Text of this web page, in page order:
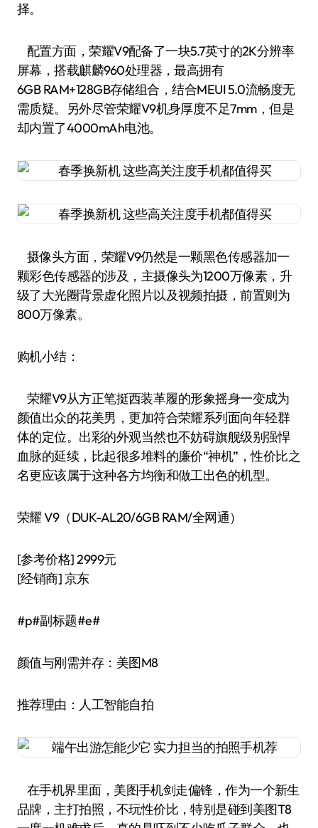
择。
配置方面，荣耀V9配备了一块5.7英寸的2K分辨率
屏幕，搭载麒麟960处理器，最高拥有
6GB RAM+128GB存储组合，结合MEUI 5.0流畅度无
需质疑。另外尽管荣耀V9机身厚度不足7mm，但是
却内置了4000mAh电池。
摄像头方面，荣耀V9仍然是一颗黑色传感器加一
颗彩色传感器的涉及，主摄像头为1200万像素，升
级了大光圈背景虚化照片以及视频拍摄，前置则为
800万像素。
购机小结：
荣耀V9从方正笔挺西装革履的形象摇身一变成为
颜值出众的花美男，更加符合荣耀系列面向年轻群
体的定位。出彩的外观当然也不妨碍旗舰级别强悍
血脉的延续，比起很多堆料的廉价“神机”，性价比之
名更应该属于这种各方均衡和做工出色的机型。
荣耀 V9（DUK-AL20/6GB RAM/全网通）
[参考价格] 2999元
[经销商] 京东
#p#副标题#e#
颜值与刚需并存：美图M8
推荐理由：人工智能自拍
在手机界里面，美图手机剑走偏锋，作为一个新生
品牌，主打拍照，不玩性价比，特别是碰到美图T8